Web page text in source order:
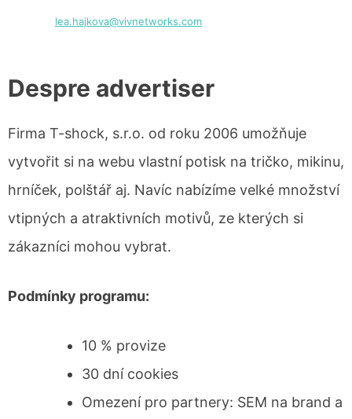
lea.hajkova@vivnetworks.com
Despre advertiser
Firma T-shock, s.r.o. od roku 2006 umožňuje
vytvořit si na webu vlastní potisk na tričko, mikinu,
hrníček, polštář aj. Navíc nabízíme velké množství
vtipných a atraktivních motivů, ze kterých si
zákazníci mohou vybrat.
Podmínky programu:
10 % provize
30 dní cookies
Omezení pro partnery: SEM na brand a